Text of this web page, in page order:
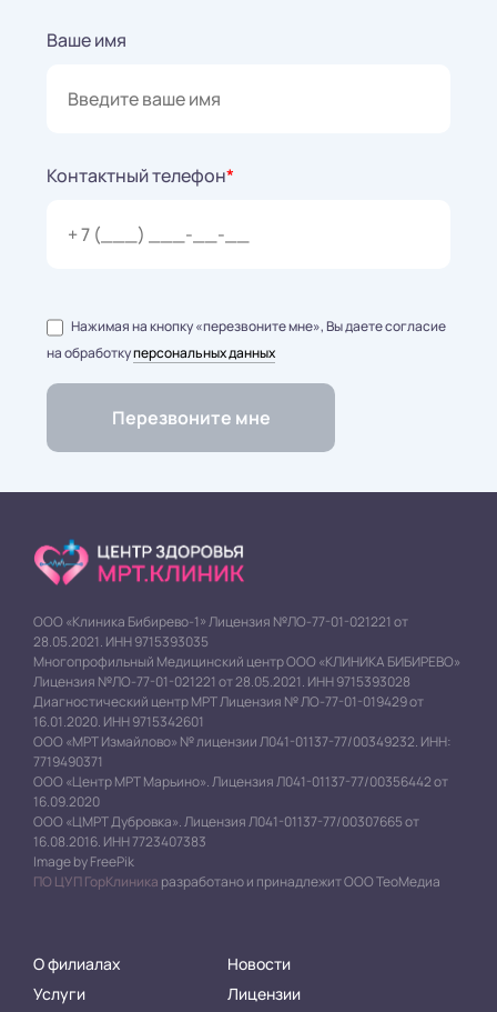
Ваше имя
Контактный телефон*
Нажимая на кнопку «перезвоните мне», Вы даете согласие
на обработкуперсональных данных
ООО «Клиника Бибирево-1» Лицензия №ЛО-77-01-021221 от
28.05.2021. ИНН 9715393035
Многопрофильный Медицинский центр ООО «КЛИНИКА БИБИРЕВО»
Лицензия №ЛО-77-01-021221 от 28.05.2021. ИНН 9715393028
Диагностический центр МРТ Лицензия № ЛО-77-01-019429 от
16.01.2020. ИНН 9715342601
ООО «МРТ Измайлово» № лицензии Л041-01137-77/00349232. ИНН:
7719490371
ООО «Центр МРТ Марьино». Лицензия Л041-01137-77/00356442 от
16.09.2020
ООО «ЦМРТ Дубровка». Лицензия Л041-01137-77/00307665 от
16.08.2016. ИНН 7723407383
Image by FreePik
ПО ЦУП ГорКлиника разработано и принадлежит ООО ТеоМедиа
О филиалах
Услуги
Новости
Лицензии